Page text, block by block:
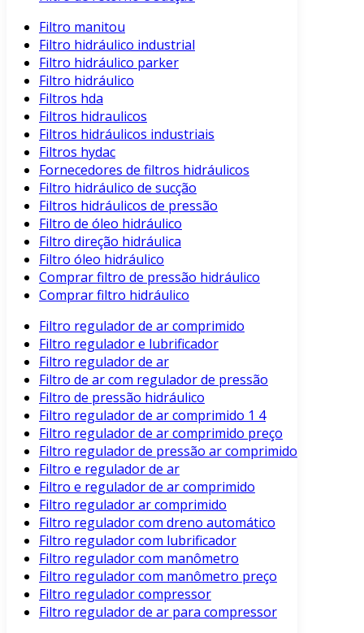
Filtro manitou
Filtro hidráulico industrial
Filtro hidráulico parker
Filtro hidráulico
Filtros hda
Filtros hidraulicos
Filtros hidráulicos industriais
Filtros hydac
Fornecedores de filtros hidráulicos
Filtro hidráulico de sucção
Filtros hidráulicos de pressão
Filtro de óleo hidráulico
Filtro direção hidráulica
Filtro óleo hidráulico
Comprar filtro de pressão hidráulico
Comprar filtro hidráulico
Filtro regulador de ar comprimido
Filtro regulador e lubrificador
Filtro regulador de ar
Filtro de ar com regulador de pressão
Filtro de pressão hidráulico
Filtro regulador de ar comprimido 1 4
Filtro regulador de ar comprimido preço
Filtro regulador de pressão ar comprimido
Filtro e regulador de ar
Filtro e regulador de ar comprimido
Filtro regulador ar comprimido
Filtro regulador com dreno automático
Filtro regulador com lubrificador
Filtro regulador com manômetro
Filtro regulador com manômetro preço
Filtro regulador compressor
Filtro regulador de ar para compressor